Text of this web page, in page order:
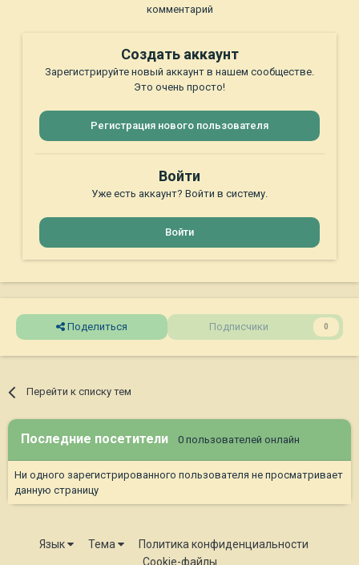
комментарий
Создать аккаунт
Зарегистрируйте новый аккаунт в нашем сообществе.
Это очень просто!
Регистрация нового пользователя
Войти
Уже есть аккаунт? Войти в систему.
Войти
Поделиться Подписчики 0
Перейти к списку тем
Последние посетители 0 пользователей онлайн
Ни одного зарегистрированного пользователя не просматривает
данную страницу
Язык Тема
Политика конфиденциальности
Cookie-файлы